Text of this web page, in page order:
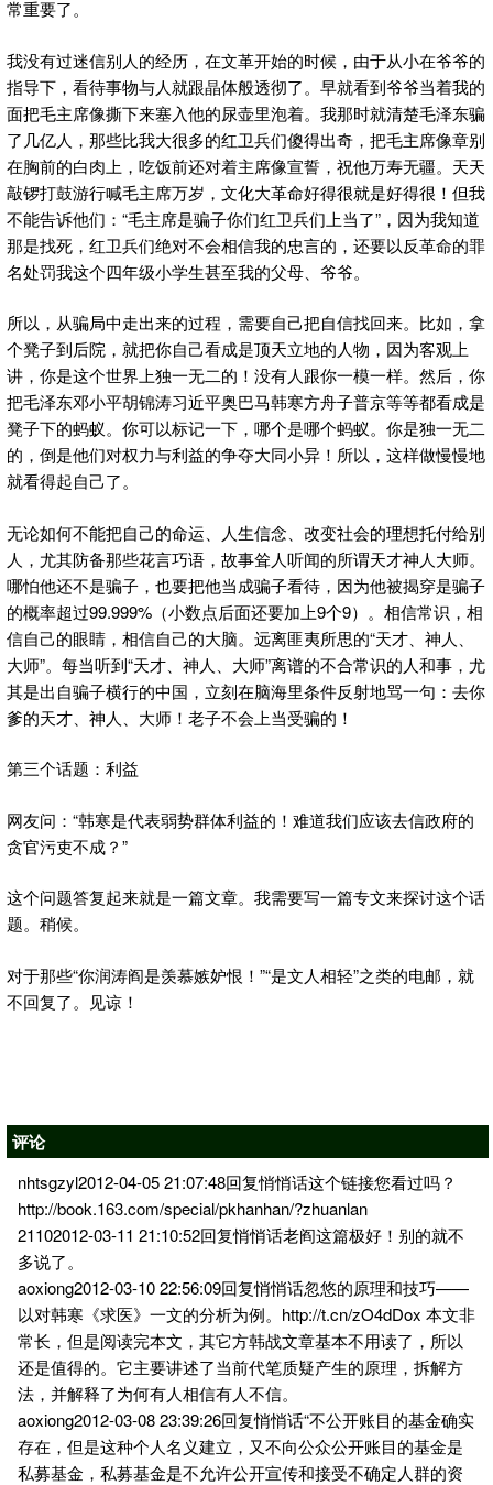
常重要了。
我没有过迷信别人的经历，在文革开始的时候，由于从小在爷爷的
指导下，看待事物与人就跟晶体般透彻了。早就看到爷爷当着我的
面把毛主席像撕下来塞入他的尿壶里泡着。我那时就清楚毛泽东骗
了几亿人，那些比我大很多的红卫兵们傻得出奇，把毛主席像章别
在胸前的白肉上，吃饭前还对着主席像宣誓，祝他万寿无疆。天天
敲锣打鼓游行喊毛主席万岁，文化大革命好得很就是好得很！但我
不能告诉他们：“毛主席是骗子你们红卫兵们上当了”，因为我知道
那是找死，红卫兵们绝对不会相信我的忠言的，还要以反革命的罪
名处罚我这个四年级小学生甚至我的父母、爷爷。
所以，从骗局中走出来的过程，需要自己把自信找回来。比如，拿
个凳子到后院，就把你自己看成是顶天立地的人物，因为客观上
讲，你是这个世界上独一无二的！没有人跟你一模一样。然后，你
把毛泽东邓小平胡锦涛习近平奥巴马韩寒方舟子普京等等都看成是
凳子下的蚂蚁。你可以标记一下，哪个是哪个蚂蚁。你是独一无二
的，倒是他们对权力与利益的争夺大同小异！所以，这样做慢慢地
就看得起自己了。
无论如何不能把自己的命运、人生信念、改变社会的理想托付给别
人，尤其防备那些花言巧语，故事耸人听闻的所谓天才神人大师。
哪怕他还不是骗子，也要把他当成骗子看待，因为他被揭穿是骗子
的概率超过99.999%（小数点后面还要加上9个9）。相信常识，相
信自己的眼睛，相信自己的大脑。远离匪夷所思的“天才、神人、
大师”。每当听到“天才、神人、大师”离谱的不合常识的人和事，尤
其是出自骗子横行的中国，立刻在脑海里条件反射地骂一句：去你
爹的天才、神人、大师！老子不会上当受骗的！
第三个话题：利益
网友问：“韩寒是代表弱势群体利益的！难道我们应该去信政府的
贪官污吏不成？”
这个问题答复起来就是一篇文章。我需要写一篇专文来探讨这个话
题。稍候。
对于那些“你润涛阎是羡慕嫉妒恨！”“是文人相轻”之类的电邮，就
不回复了。见谅！
评论
nhtsgzyl2012-04-05 21:07:48回复悄悄话这个链接您看过吗？
http://book.163.com/special/pkhanhan/?zhuanlan
21102012-03-11 21:10:52回复悄悄话老阎这篇极好！别的就不
多说了。
aoxiong2012-03-10 22:56:09回复悄悄话忽悠的原理和技巧——
以对韩寒《求医》一文的分析为例。http://t.cn/zO4dDox 本文非
常长，但是阅读完本文，其它方韩战文章基本不用读了，所以
还是值得的。它主要讲述了当前代笔质疑产生的原理，拆解方
法，并解释了为何有人相信有人不信。
aoxiong2012-03-08 23:39:26回复悄悄话“不公开账目的基金确实
存在，但是这种个人名义建立，又不向公众公开账目的基金是
私募基金，私募基金是不允许公开宣传和接受不确定人群的资